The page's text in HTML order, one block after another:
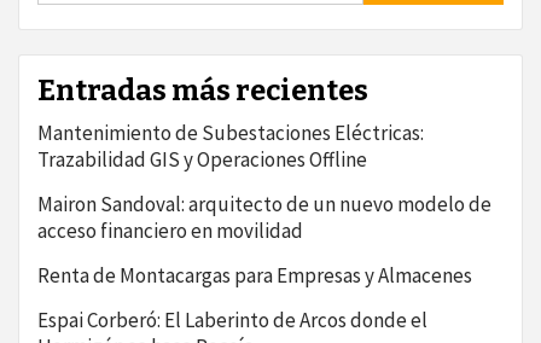
Entradas más recientes
Mantenimiento de Subestaciones Eléctricas:
Trazabilidad GIS y Operaciones Offline
Mairon Sandoval: arquitecto de un nuevo modelo de
acceso financiero en movilidad
Renta de Montacargas para Empresas y Almacenes
Espai Corberó: El Laberinto de Arcos donde el